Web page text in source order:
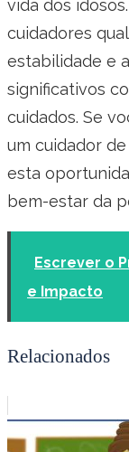
vida dos
cuidadores
estabilidade e
significativos
cuidados. Se
um cuidador
esta
bem-estar da
Escrever o
e Impacto
Relacionados